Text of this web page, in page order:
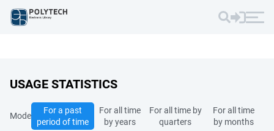
USAGE STATISTICS
Mode
For a past
period of time
For all time
by years
For all time by
quarters
For all time
by months